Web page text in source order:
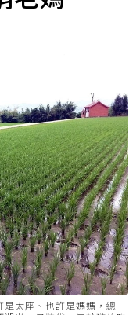
太座、也許是媽媽，總